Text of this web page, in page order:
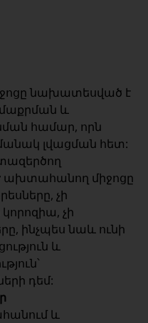
նախատեսված է
և
համար, որն
լվացման հետ:
ախտահանող միջոցը
չի
չի
ինչպես նաև ունի
և
դեմ:
և